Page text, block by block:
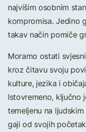
najvišim osobnim
kompromisa. Jedino
takav način pomiče
Moramo ostati
kroz čitavu svoju
kulture, jezika i
Istovremeno, ključno
temeljenu na
gaji od svojih